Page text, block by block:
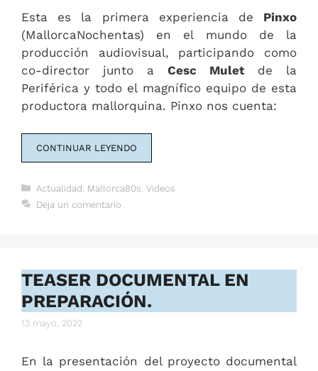
Esta es la primera experiencia de Pinxo
(MallorcaNochentas) en el mundo de la
producción audiovisual, participando como
co-director junto a Cesc Muletde la
Periférica y todo el magnífico equipo de esta
productora mallorquina. Pinxo nos cuenta:
CONTINUAR LEYENDO
Categorías
Actualidad Mallorca80s Videos
Deja un comentario
TEASER DOCUMENTAL EN
PREPARACIÓN.
13 mayo, 2022
En la presentación del proyecto documental